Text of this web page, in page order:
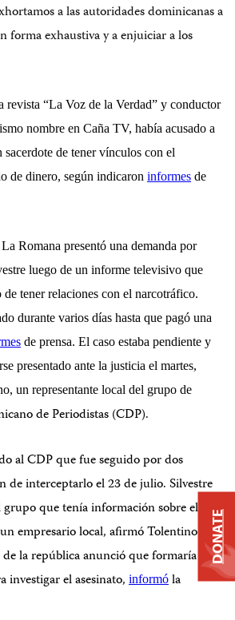
a las autoridades dominicanas a
forma exhaustiva y a enjuiciar a los
revista “La Voz de la Verdad” y conductor
nombre en Caña TV, había acusado a
de tener vínculos con el
de dinero, según indicaron informes de
Romana presentó una demanda por
luego de un informe televisivo que
tener relaciones con el narcotráfico.
durante varios días hasta que pagó una
de prensa. El caso estaba pendiente y
presentado ante la justicia el martes,
un representante local del grupo de
de Periodistas (CDP).
al CDP que fue seguido por dos
de interceptarlo el 23 de julio. Silvestre
que tenía información sobre el
empresario local, afirmó Tolentino. La
la república anunció que formaría una
investigar el asesinato, informó la
DONATE